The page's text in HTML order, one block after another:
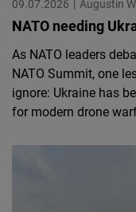
09.07.2026 Augustin
NATO needing
As NATO leaders
NATO Summit, one
ignore: Ukraine has
for modern drone
Typeform
Embed